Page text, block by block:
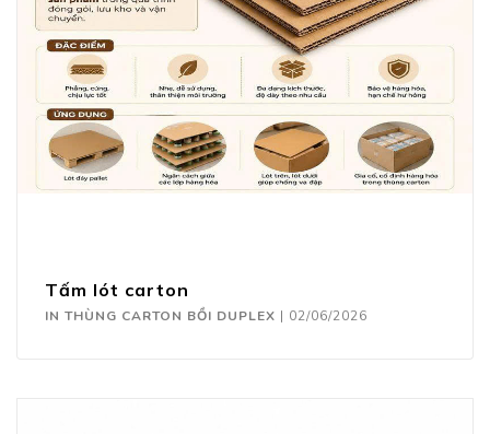
Tấm lót carton
IN THÙNG CARTON BỒI DUPLEX | 02/06/2026